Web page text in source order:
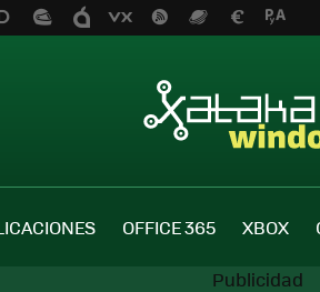
OFFICE 365 XBOX